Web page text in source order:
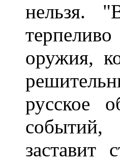
нельзя.
оружия,
русское
заставит